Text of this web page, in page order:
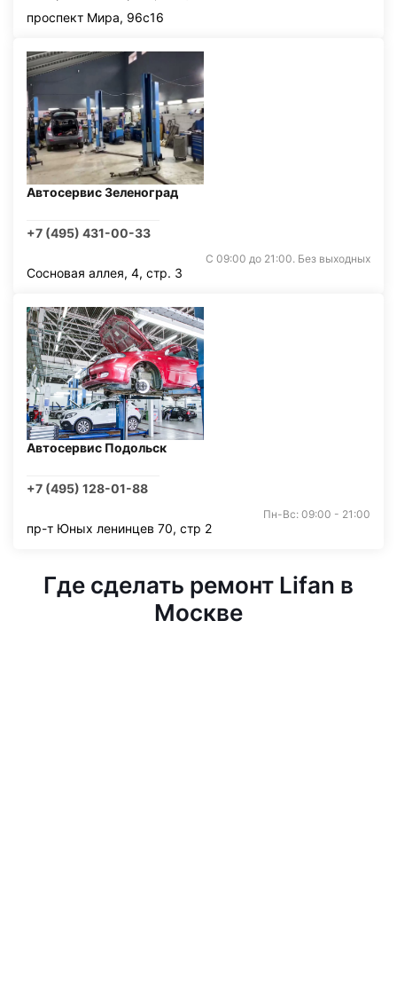
проспект Мира, 96с16
Автосервис Зеленоград
+7 (495) 431-00-33
С 09:00 до 21:00. Без выходных
Сосновая аллея, 4, стр. 3
Автосервис Подольск
+7 (495) 128-01-88
Пн-Вс: 09:00 - 21:00
пр-т Юных ленинцев 70, стр 2
Где сделать ремонт Lifan в
Москве